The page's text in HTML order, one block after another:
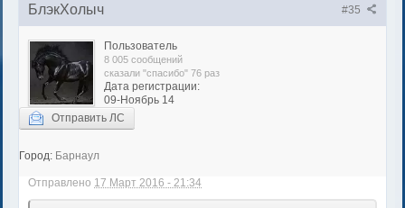
#35
БлэкХолыч
Пользователь
8 005 сообщений
сказали "спасибо" 76 раз
Дата регистрации:
09-Ноябрь 14
Отправить ЛС
Город: Барнаул
Отправлено 17 Март 2016 - 21:34